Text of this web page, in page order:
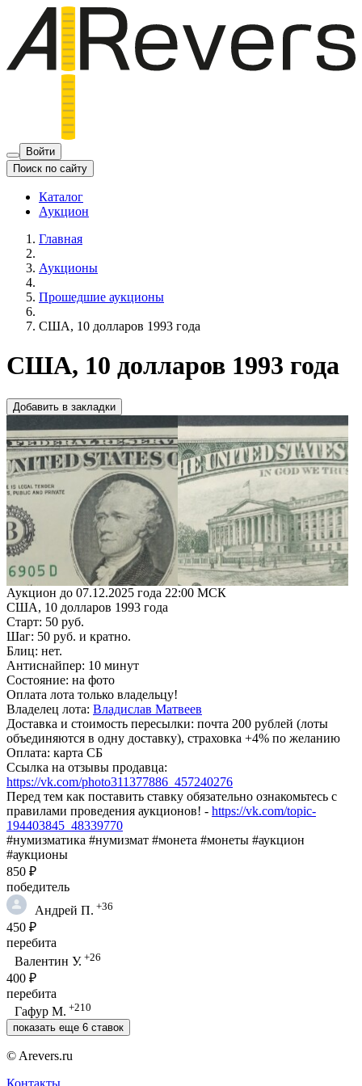
Войти
Поиск по сайту
Каталог
Аукцион
Главная
Аукционы
Прошедшие аукционы
США, 10 долларов 1993 года
США, 10 долларов 1993 года
Добавить в закладки
Аукцион до 07.12.2025 года 22:00 МСК
США, 10 долларов 1993 года
Старт: 50 руб.
Шаг: 50 руб. и кратно.
Блиц: нет.
Антиснайпер: 10 минут
Состояние: на фото
Оплата лота только владельцу!
Владелец лота: Владислав Матвеев
Доставка и стоимость пересылки: почта 200 рублей (лоты
объединяются в одну доставку), страховка +4% по желанию
Оплата: карта СБ
Ссылка на отзывы продавца:
https://vk.com/photo311377886_457240276
Перед тем как поставить ставку обязательно ознакомьтесь с
правилами проведения аукционов! - https://vk.com/topic-
194403845_48339770
#нумизматика #нумизмат #монета #монеты #аукцион
#аукционы
850 ₽
победитель
Андрей П. +36
450 ₽
перебита
Валентин У. +26
400 ₽
перебита
Гафур М. +210
показать еще 6 ставок
© Arevers.ru